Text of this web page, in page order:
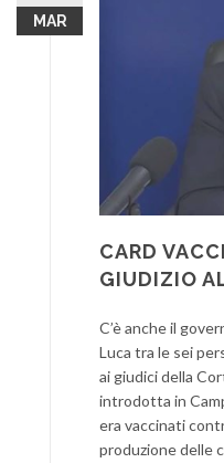
MAR
CARD
GIUDIZIO
C’è anche il
Luca tra le sei
ai giudici della
introdotta in
era vaccinati
produzione delle